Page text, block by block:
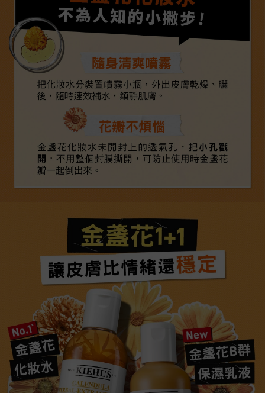
不為人知的小撇步！
隨身清爽噴霧
把化妝水分裝置噴霧小瓶，外出皮膚乾燥、曬
後，隨時速效補水，鎮靜肌膚。
花瓣不煩惱
金盞花化妝水未開封上的透氣孔，把小孔戳
開，不用整個封膜撕開，可防止使用時金盞花
瓣一起倒出來。
金盞花1+1
讓皮膚比情緒還穩定
No.1*
金盞花
化妝水​
New
金盞花B群
保濕乳液